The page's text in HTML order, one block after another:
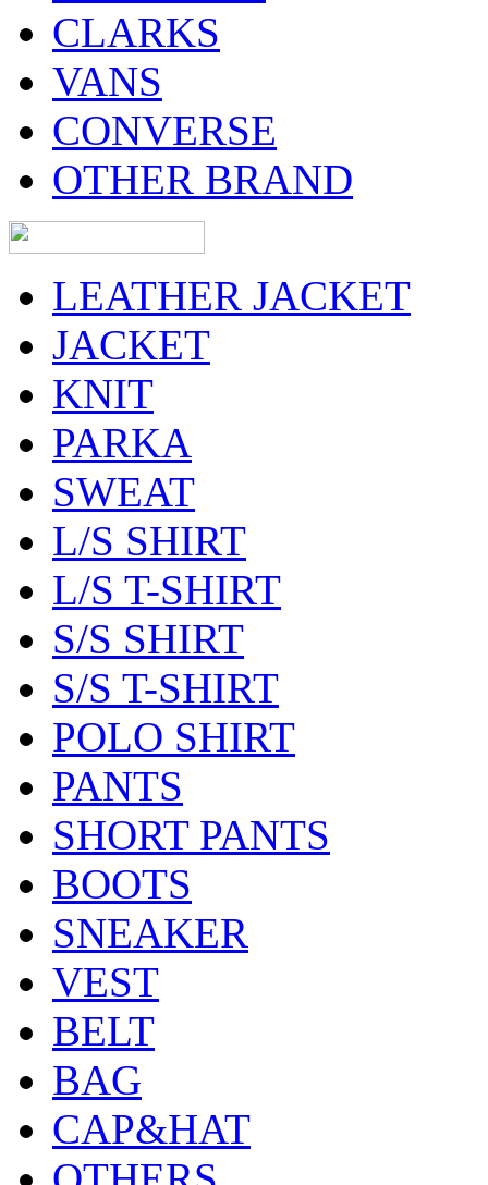
CLARKS
VANS
CONVERSE
OTHER BRAND
LEATHER JACKET
JACKET
KNIT
PARKA
SWEAT
L/S SHIRT
L/S T-SHIRT
S/S SHIRT
S/S T-SHIRT
POLO SHIRT
PANTS
SHORT PANTS
BOOTS
SNEAKER
VEST
BELT
BAG
CAP&HAT